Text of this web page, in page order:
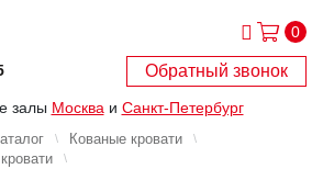
0
Обратный звонок
залы Москва и Санкт-Петербург
Кованые кровати